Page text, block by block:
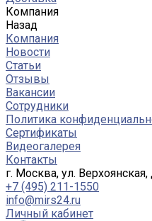
Компания
Назад
Компания
Новости
Статьи
Отзывы
Вакансии
Сотрудники
Политика
Сертификаты
Видеогалерея
Контакты
г. Москва, ул.
+7 (495) 211-1550
info@mirs24.ru
Личный кабинет